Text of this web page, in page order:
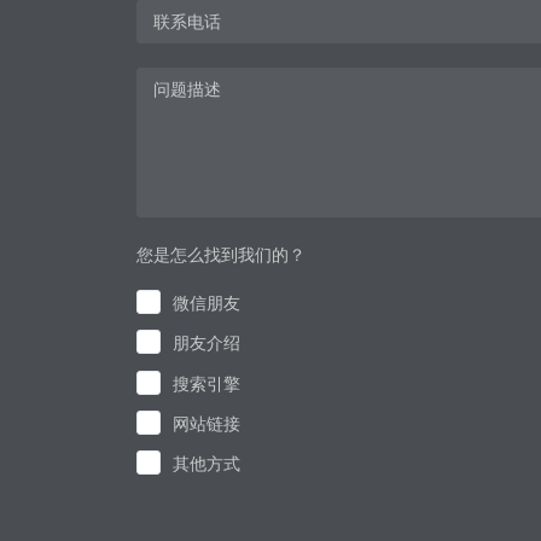
您是怎么找到我们的？
微信朋友
朋友介绍
搜索引擎
网站链接
其他方式